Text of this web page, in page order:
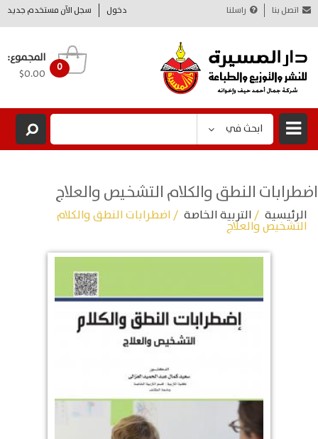
دخول سجل الآن مستخدم جديد اتصل بنا راسلنا
0
المجموع:
$0.00
ابحث في
اضطرابات النطق والكلام التشخيص والعلاج
الرئيسية /التربية الخاصة / اضطرابات النطق والكلام
التشخيص والعلاج